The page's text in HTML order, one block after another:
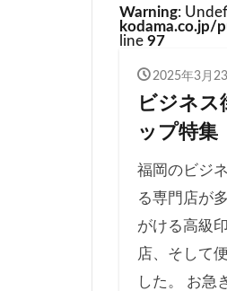
Warning:
kodama.co.jp/
line 97
2025年3月
ビジネス
ップ特集
福岡のビジ
る専門店が
がける高級
店、そして
した。 お急